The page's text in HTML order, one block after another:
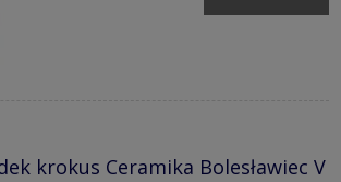
krokus Ceramika Bolesławiec V